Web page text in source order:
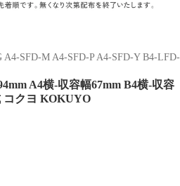
SFD-M A4-SFD-P A4-SFD-Y B4-LFD-
A4横-収容幅67mm B4横-収容
コクヨ KOKUYO